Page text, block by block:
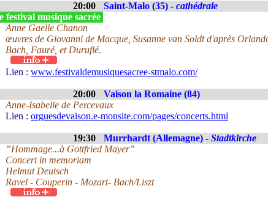
20:00 Saint-Malo (35) - cathédrale
festival musique sacrée
Anne Gaelle Chanon
œuvres de Giovanni de Macque, Susanne van Soldt d'après
Bach, Fauré, et Duruflé.
Lien : www.festivaldemusiquesacree-stmalo.com/
20:00 Vaison la Romaine (84)
Anne-Isabelle de Percevaux
Lien : orguesdevaison.e-monsite.com/pages/concerts.html
19:30 Murrhardt (Allemagne) - Stadtkirche
”Hommage...à Gottfried Mayer”
Concert in memoriam
Helmut Deutsch
Ravel - Couperin - Mozart- Bach/Liszt